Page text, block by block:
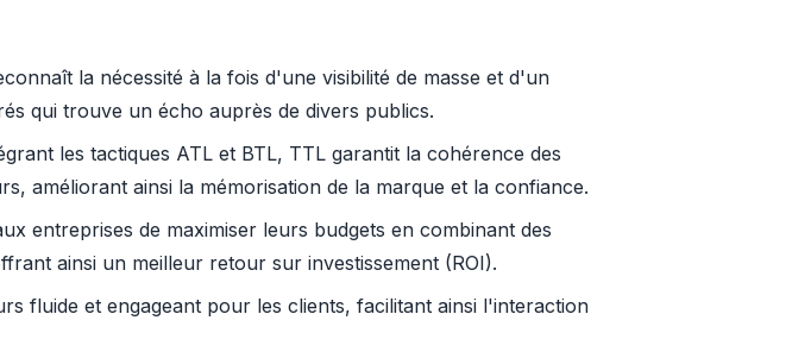
la nécessité à la fois d'une visibilité de masse et d'un
qui trouve un écho auprès de divers publics.
les tactiques ATL et BTL, TTL garantit la cohérence des
améliorant ainsi la mémorisation de la marque et la confiance.
entreprises de maximiser leurs budgets en combinant des
ainsi un meilleur retour sur investissement (ROI).
fluide et engageant pour les clients, facilitant ainsi l'interaction